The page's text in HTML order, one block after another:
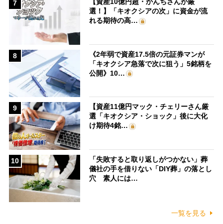
7
選！】「キオクシアの次」に資金が流
れる期待の高…
8
《2年弱で資産17.5倍の元証券マンが
「キオクシア急落で次に狙う」5銘柄を
公開》10…
9
【資産11億円マック・チェリーさん厳
選「キオクシア・ショック」後に大化
け期待4銘…
10
「失敗すると取り返しがつかない」葬
儀社の手を借りない「DIY葬」の落とし
穴 素人には…
一覧を見る